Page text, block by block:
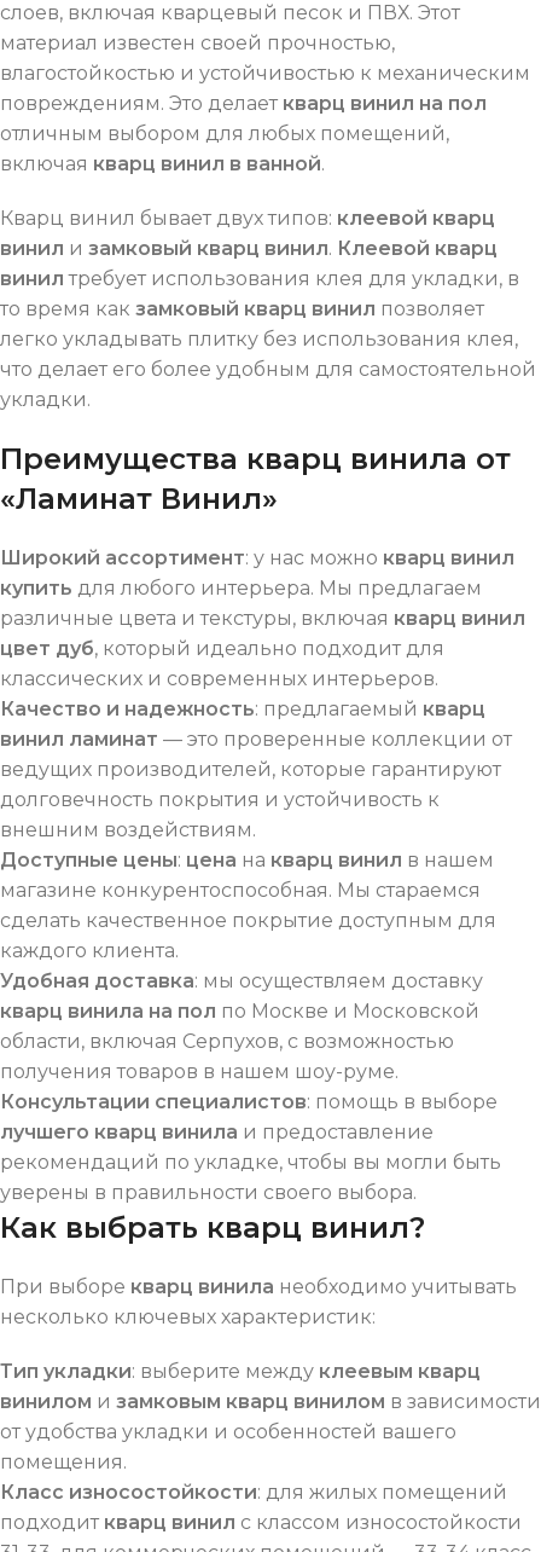
слоев, включая кварцевый песок и ПВХ. Этот
материал известен своей прочностью,
влагостойкостью и устойчивостью к механическим
повреждениям. Это делает кварц винил на пол
отличным выбором для любых помещений,
включая кварц винил в ванной.
Кварц винил бывает двух типов: клеевой кварц
винил и замковый кварц винил. Клеевой кварц
винил требует использования клея для укладки, в
то время как замковый кварц винил позволяет
легко укладывать плитку без использования клея,
что делает его более удобным для самостоятельной
укладки.
Преимущества кварц винила от
«Ламинат Винил»
Широкий ассортимент: у нас можно кварц винил
купить для любого интерьера. Мы предлагаем
различные цвета и текстуры, включая кварц винил
цвет дуб, который идеально подходит для
классических и современных интерьеров.
Качество и надежность: предлагаемый кварц
винил ламинат — это проверенные коллекции от
ведущих производителей, которые гарантируют
долговечность покрытия и устойчивость к
внешним воздействиям.
Доступные цены: цена на кварц винил в нашем
магазине конкурентоспособная. Мы стараемся
сделать качественное покрытие доступным для
каждого клиента.
Удобная доставка: мы осуществляем доставку
кварц винила на пол по Москве и Московской
области, включая Серпухов, с возможностью
получения товаров в нашем шоу-руме.
Консультации специалистов: помощь в выборе
лучшего кварц винила и предоставление
рекомендаций по укладке, чтобы вы могли быть
уверены в правильности своего выбора.
Как выбрать кварц винил?
При выборе кварц винила необходимо учитывать
несколько ключевых характеристик:
Тип укладки: выберите между клеевым кварц
винилом и замковым кварц винилом в зависимости
от удобства укладки и особенностей вашего
помещения.
Класс износостойкости: для жилых помещений
подходит кварц винил с классом износостойкости